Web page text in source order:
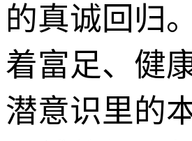
的真诚回归
着富足、健
潜意识里的